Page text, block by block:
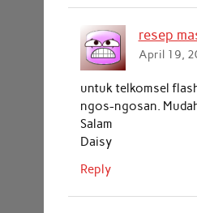
resep
April 19,
untuk telkomsel
ngos-ngosan.
Salam
Daisy
Reply